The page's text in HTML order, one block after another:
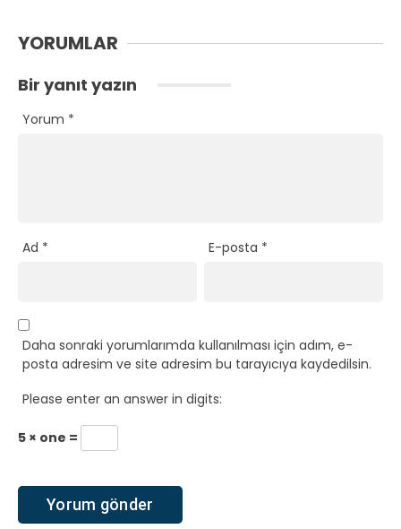
YORUMLAR
Bir yanıt yazın
Yorum *
Ad * E-posta *
Daha sonraki yorumlarımda kullanılması için adım, e-
posta adresim ve site adresim bu tarayıcıya kaydedilsin.
Please enter an answer in digits:
5 × one =